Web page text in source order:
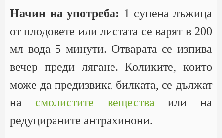
Начин на употреба: 1 супена лъжица
от плодовете или листата се варят в 200
мл вода 5 минути. Отварата се изпива
вечер преди лягане. Коликите, които
може да предизвика билката, се дължат
на смолистите вещества или на
редуцираните антрахинони.